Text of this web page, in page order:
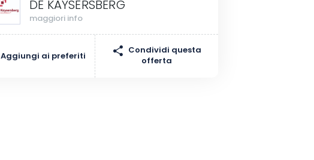
DE KAYSERSBERG
maggiori info
Aggiungi ai preferiti
Condividi questa
offerta